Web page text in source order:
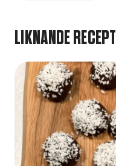
LIKNANDE RECEPT